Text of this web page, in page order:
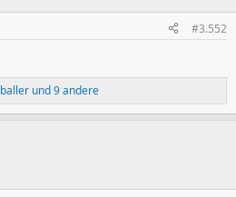
#3.552
und 9 andere